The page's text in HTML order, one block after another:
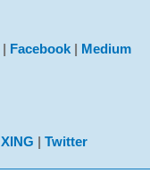
| Facebook | Medium
XING | Twitter